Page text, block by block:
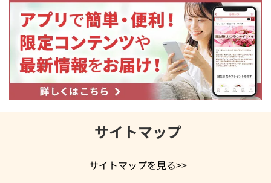
サイトマップ
サイトマップを見る>>